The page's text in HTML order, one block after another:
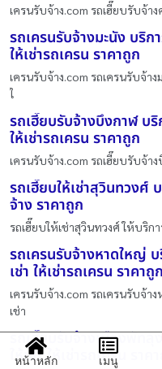
เครนรับจ้าง.com รถเฮี๊ยบรับจ้า
รถเครนรับจ้างมะนัง บริก
ให้เช่ารถเครน ราคาถูก
เครนรับจ้าง.com รถเครนรับจ้าง
ใ
รถเฮี๊ยบรับจ้างบึงกาฬ บริ
ให้เช่ารถเครน ราคาถูก
เครนรับจ้าง.com รถเฮี๊ยบรับจ้า
รถเฮี๊ยบให้เช่าสุวินทวงศ์
จ้าง ราคาถูก
รถเฮี๊ยบให้เช่าสุวินทวงศ์ ให้บริก
รถเครนรับจ้างหาดใหญ่ บ
เช่า ให้เช่ารถเครน ราคาถูก
เครนรับจ้าง.com รถเครนรับจ้า
เช่า
รถเฮี๊ยบรับจ้างเมืองพัทลุ
ให้เช่า ให้เช่ารถเครน ราค
หน้าหลัก เมนู